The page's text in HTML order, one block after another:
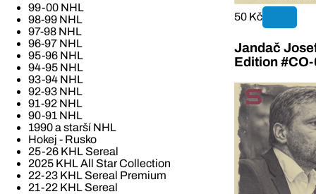
99-00 NHL
98-99 NHL
97-98 NHL
96-97 NHL
95-96 NHL
94-95 NHL
93-94 NHL
92-93 NHL
91-92 NHL
90-91 NHL
1990 a starší NHL
Hokej - Rusko
25-26 KHL Sereal
2025 KHL All Star Collection
22-23 KHL Sereal Premium
21-22 KHL Sereal
50 Kč
Jandač
Edition